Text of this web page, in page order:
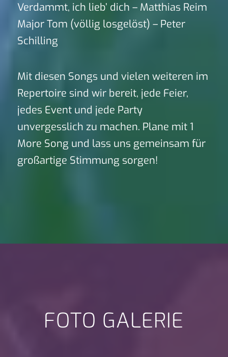
Verdammt, ich lieb’ dich – Matthias Reim
Major Tom (völlig losgelöst) – Peter
Schilling
Mit diesen Songs und vielen weiteren im
Repertoire sind wir bereit, jede Feier,
jedes Event und jede Party
unvergesslich zu machen. Plane mit 1
More Song und lass uns gemeinsam für
großartige Stimmung sorgen!
FOTO GALERIE